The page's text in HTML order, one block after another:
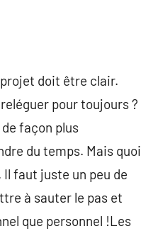
projet doit être clair.
pour toujours ?
façon plus
du temps. Mais quoi
Il faut juste un peu de
à sauter le pas et
que personnel !Les